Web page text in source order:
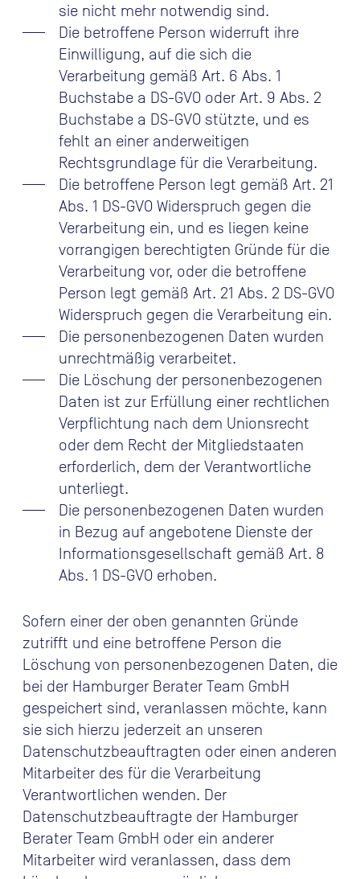
sie nicht mehr notwendig sind.
Die betroffene Person widerruft ihre
Einwilligung, auf die sich die
Verarbeitung gemäß Art. 6 Abs. 1
Buchstabe a DS-GVO oder Art. 9 Abs. 2
Buchstabe a DS-GVO stützte, und es
fehlt an einer anderweitigen
Rechtsgrundlage für die Verarbeitung.
Die betroffene Person legt gemäß Art. 21
Abs. 1 DS-GVO Widerspruch gegen die
Verarbeitung ein, und es liegen keine
vorrangigen berechtigten Gründe für die
Verarbeitung vor, oder die betroffene
Person legt gemäß Art. 21 Abs. 2 DS-GVO
Widerspruch gegen die Verarbeitung ein.
Die personenbezogenen Daten wurden
unrechtmäßig verarbeitet.
Die Löschung der personenbezogenen
Daten ist zur Erfüllung einer rechtlichen
Verpflichtung nach dem Unionsrecht
oder dem Recht der Mitgliedstaaten
erforderlich, dem der Verantwortliche
unterliegt.
Die personenbezogenen Daten wurden
in Bezug auf angebotene Dienste der
Informationsgesellschaft gemäß Art. 8
Abs. 1 DS-GVO erhoben.
Sofern einer der oben genannten Gründe
zutrifft und eine betroffene Person die
Löschung von personenbezogenen Daten, die
bei der Hamburger Berater Team GmbH
gespeichert sind, veranlassen möchte, kann
sie sich hierzu jederzeit an unseren
Datenschutzbeauftragten oder einen anderen
Mitarbeiter des für die Verarbeitung
Verantwortlichen wenden. Der
Datenschutzbeauftragte der Hamburger
Berater Team GmbH oder ein anderer
Mitarbeiter wird veranlassen, dass dem